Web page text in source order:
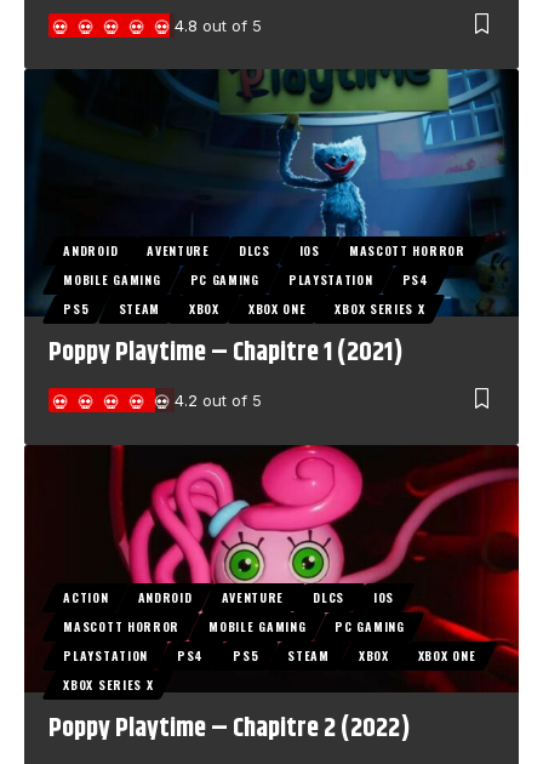
4.8 out of 5
ANDROID AVENTURE DLCS IOS
MASCOTT HORROR
MOBILE GAMING
PC GAMING PLAYSTATION
PS4
PS5
STEAM XBOX XBOX ONE XBOX SERIES X
Poppy Playtime – Chapitre 1 (2021)
4.2 out of 5
ACTION ANDROID AVENTURE DLCS
IOS
MASCOTT HORROR
MOBILE GAMING
PC GAMING
PLAYSTATION
PS4 PS5 STEAM XBOX
XBOX ONE
XBOX SERIES X
Poppy Playtime – Chapitre 2 (2022)